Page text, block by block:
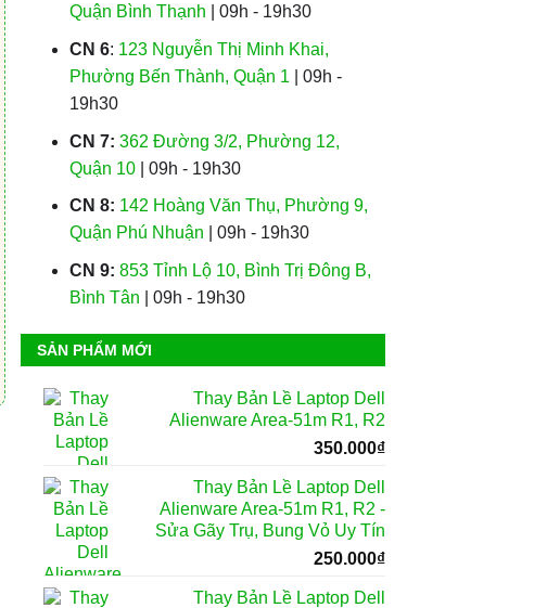
Quận Bình Thạnh | 09h - 19h30
CN 6: 123 Nguyễn Thị Minh Khai,
Phường Bến Thành, Quận 1 | 09h -
19h30
CN 7: 362 Đường 3/2, Phường 12,
Quận 10 | 09h - 19h30
CN 8: 142 Hoàng Văn Thụ, Phường 9,
Quận Phú Nhuận | 09h - 19h30
CN 9: 853 Tỉnh Lộ 10, Bình Trị Đông B,
Bình Tân | 09h - 19h30
SẢN PHẨM MỚI
Thay Bản Lề Laptop Dell
Alienware Area-51m R1, R2
350.000₫
Thay Bản Lề Laptop Dell
Alienware Area-51m R1, R2 -
Sửa Gãy Trụ, Bung Vỏ Uy Tín
250.000₫
Thay Bản Lề Laptop Dell